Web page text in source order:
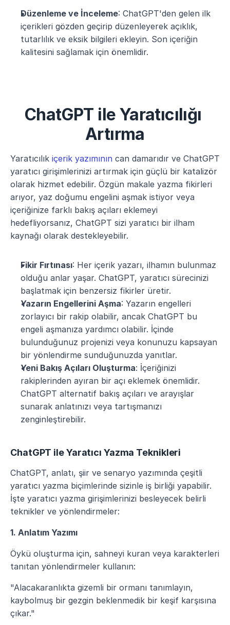
Düzenleme ve İnceleme: ChatGPT'den gelen ilk
içerikleri gözden geçirip düzenleyerek açıklık,
tutarlılık ve eksik bilgileri ekleyin. Son içeriğin
kalitesini sağlamak için önemlidir.
ChatGPT ile Yaratıcılığı
Artırma
Yaratıcılık içerik yazımının can damarıdır ve ChatGPT
yaratıcı girişimlerinizi artırmak için güçlü bir katalizör
olarak hizmet edebilir. Özgün makale yazma fikirleri
arıyor, yaz doğumu engelini aşmak istiyor veya
içeriğinize farklı bakış açıları eklemeyi
hedefliyorsanız, ChatGPT sizi yaratıcı bir ilham
kaynağı olarak destekleyebilir.
Fikir Fırtınası: Her içerik yazarı, ilhamın bulunmaz
olduğu anlar yaşar. ChatGPT, yaratıcı sürecinizi
başlatmak için benzersiz fikirler üretir.
Yazarın Engellerini Aşma: Yazarın engelleri
zorlayıcı bir rakip olabilir, ancak ChatGPT bu
engeli aşmanıza yardımcı olabilir. İçinde
bulunduğunuz projenizi veya konunuzu kapsayan
bir yönlendirme sunduğunuzda yanıtlar.
Yeni Bakış Açıları Oluşturma: İçeriğinizi
rakiplerinden ayıran bir açı eklemek önemlidir.
ChatGPT alternatif bakış açıları ve arayışlar
sunarak anlatınızı veya tartışmanızı
zenginleştirebilir.
ChatGPT ile Yaratıcı Yazma Teknikleri
ChatGPT, anlatı, şiir ve senaryo yazımında çeşitli
yaratıcı yazma biçimlerinde sizinle iş birliği yapabilir.
İşte yaratıcı yazma girişimlerinizi besleyecek belirli
teknikler ve yönlendirmeler:
1. Anlatım Yazımı
Öykü oluşturma için, sahneyi kuran veya karakterleri
tanıtan yönlendirmeler kullanın:
"Alacakaranlıkta gizemli bir ormanı tanımlayın,
kaybolmuş bir gezgin beklenmedik bir keşif karşısına
çıkar."